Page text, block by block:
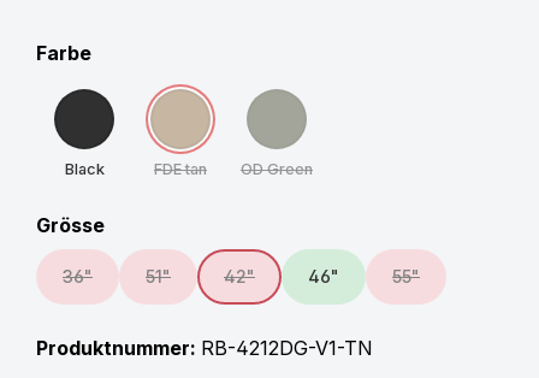
Farbeauswählen
Black FDE tan OD Green
Grösseauswählen
36"
(Diese Option ist zurzeit nicht verfügbar.)
51"
(Diese Option ist zurzeit nicht verfügbar.)
42"
(Diese Option ist zurzeit nicht verfügbar.)
46" 55"
(Diese Option ist
Produktnummer: RB-4212DG-V1-TN